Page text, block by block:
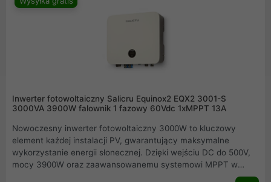
w godzinach największego zużycia prądu. Pozwoli nam to
zoptymalizować zużycie prądu i zyskać niezależność
Inwerter fotowoltaiczny Salicru Equinox2 EQX2 3001-S
3000VA 3900W falownik 1 fazowy 60Vdc 1xMPPT 13A
Nowoczesny inwerter fotowoltaiczny 3000W to kluczowy
element każdej instalacji PV, gwarantujący maksymalne
wykorzystanie energii słonecznej. Dzięki wejściu DC do 500V,
mocy 3900W oraz zaawansowanemu systemowi MPPT w
zakresie 80450Vdc, urządzenie osiąga wydajność 97,5% przy